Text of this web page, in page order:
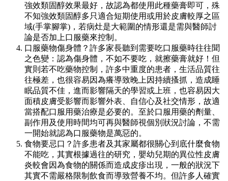
強效類固醇效果最好，故認為都使用此種藥膏即可，殊
不知強效類固醇多只適合短期使用或用於皮膚較厚之區
域(手掌腳掌)，若病灶是大範圍的情形還是需與醫師討
論是否加上口服藥來控制。
口服藥物傷身體？許多家長聽到需要吃口服藥時往往聞
之色變：認為傷身體，不如不要吃，就擦藥膏就好！但
實則若不吃藥物控制，許多中重度的患者，生活品質往
往極差，也很容易因為癢導致晚上因持續搔抓，造成睡
眠品質不佳，進而影響隔天的學習或上班，也容易因大
面積皮膚受影響而影響外表、自信心及社交情形，故適
當搭配口服用藥治療是必要的。至於口服用藥的劑量、
副作用及使用時間均可再與醫師視個別狀況討論，不需
一開始就認為口服藥物是萬惡的。
食物要忌口？許多患者及其家屬都很關心到底什麼食物
不能吃，其實根據過往的研究，嬰幼兒期的異位性皮膚
炎較會因為食物的關係而造成皮疹出現，一般的狀況下
其實不需嚴格限制飲食而導致營養不均。但許多人確實